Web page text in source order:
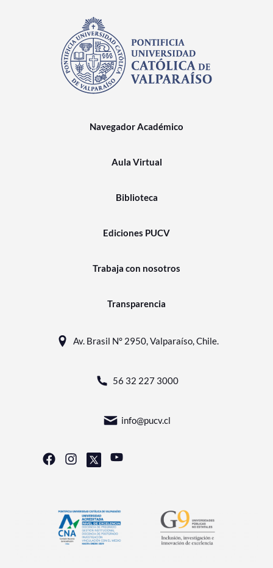
Navegador Académico
Aula Virtual
Biblioteca
Ediciones PUCV
Trabaja con nosotros
Transparencia
Av. Brasil N° 2950, Valparaíso, Chile.
56 32 227 3000
info@pucv.cl